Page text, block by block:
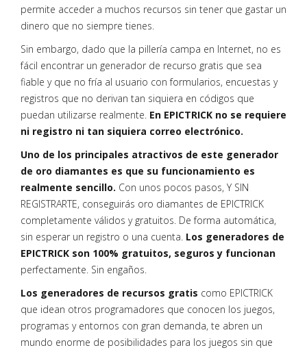
permite acceder a muchos recursos sin tener que gastar un
dinero que no siempre tienes.
Sin embargo, dado que la pillería campa en Internet, no es
fácil encontrar un generador de recurso gratis que sea
fiable y que no fría al usuario con formularios, encuestas y
registros que no derivan tan siquiera en códigos que
puedan utilizarse realmente. En EPICTRICK no se requiere
ni registro ni tan siquiera correo electrónico.
Uno de los principales atractivos de este generador
de oro diamantes es que su funcionamiento es
realmente sencillo. Con unos pocos pasos, Y SIN
REGISTRARTE, conseguirás oro diamantes de EPICTRICK
completamente válidos y gratuitos. De forma automática,
sin esperar un registro o una cuenta. Los generadores de
EPICTRICK son 100% gratuitos, seguros y funcionan
perfectamente. Sin engaños.
Los generadores de recursos gratis como EPICTRICK
que idean otros programadores que conocen los juegos,
programas y entornos con gran demanda, te abren un
mundo enorme de posibilidades para los juegos sin que